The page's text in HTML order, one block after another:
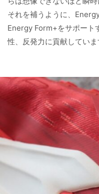
それを補うように、
Energy Form+をサポート
性、反発力に貢献していま